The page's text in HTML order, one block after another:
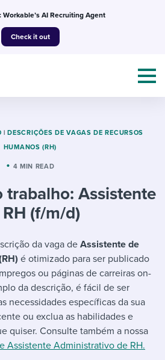
AI Recruiting Agent
Check it out
Topics
AI in my work
candidates
together with others
hiring pipelines
& Guides
I WANT...
description templates
question templates
templates
checklists
a jobseeker
WANT TO LEARN ABOUT...
for a job
Interview process
& benefits
Attend webinars & events
Workable customer stories
Explore Workable
Request a demo
| DESCRIÇÕES DE VAGAS DE RECURSOS
HUMANOS (RH)
4 MIN READ
trabalho: Assistente
(f/m/d)
da vaga de Assistente de
é otimizado para ser publicado
ou páginas de carreiras on-
da descrição, é fácil de ser
necessidades específicas da sua
ou exclua as habilidades e
quiser. Consulte também a nossa
Assistente Administrativo de RH.